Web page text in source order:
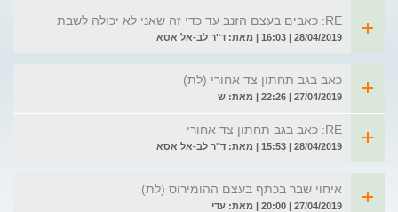
RE: כאבים בעצם הזנב עד כדי זה שאני לא יכולה לשבת
28/04/2019 | 16:03 | מאת: ד"ר לב-אל אסא
כאב בגב תחתון צד אחורי (לת)
27/04/2019 | 22:26 | מאת: ש
RE: כאב בגב תחתון צד אחורי
28/04/2019 | 15:53 | מאת: ד"ר לב-אל אסא
איחוי שבר בכתף בעצם ההומירוס (לת)
27/04/2019 | 20:00 | מאת: עדי